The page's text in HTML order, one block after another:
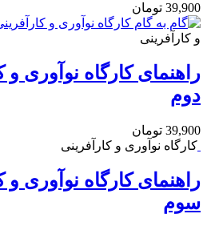
39,900 تومان
و کارآفرینی
راهنمای کارگاه نوآوری و
دوم
39,900 تومان
کارگاه نوآوری و کارآفرینی
راهنمای کارگاه نوآوری و
سوم